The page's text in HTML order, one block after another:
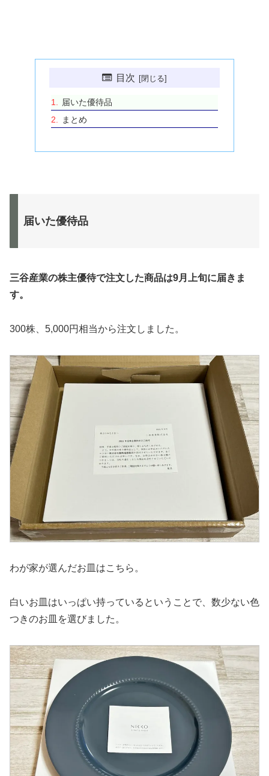
目次
届いた優待品
まとめ
届いた優待品
三谷産業の株主優待で注文した商品は9月上旬に届きま
す。
300株、5,000円相当から注文しました。
わが家が選んだお皿はこちら。
白いお皿はいっぱい持っているということで、数少ない色
つきのお皿を選びました。